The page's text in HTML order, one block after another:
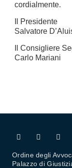
cordialmente.
Il Presidente
Salvatore
Il Consigliere
Carlo Mariani
Ordine degli
Palazzo di